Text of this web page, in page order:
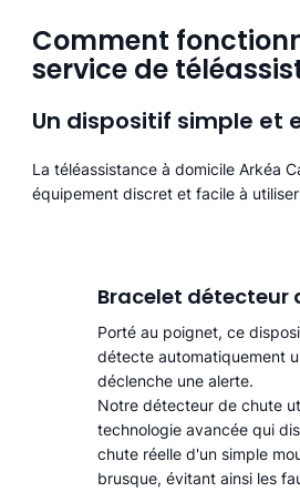
Comment
service de
Un dispositif simple et
La téléassistance à domicile Arkéa
équipement discret et facile à
Bracelet détecteur
Porté au poignet, ce
détecte automatiquement
déclenche une alerte.​
Notre détecteur de chute
technologie avancée qui
chute réelle d'un simple
brusque, évitant ainsi les